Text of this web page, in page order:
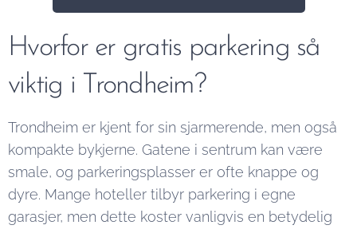
Hvorfor er gratis parkering så
viktig i Trondheim?
Trondheim er kjent for sin sjarmerende, men også
kompakte bykjerne. Gatene i sentrum kan være
smale, og parkeringsplasser er ofte knappe og
dyre. Mange hoteller tilbyr parkering i egne
garasjer, men dette koster vanligvis en betydelig